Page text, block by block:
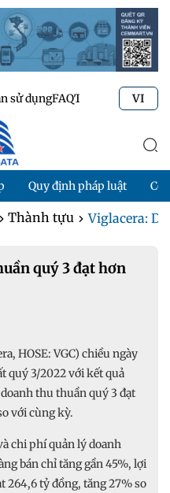
sử dụngFAQTư vấn kỹ thuật
VI
Quy định pháp luật
Thành tựu Viglacera:
quý 3 đạt hơn
HOSE: VGC) chiều ngày
quý 3/2022 với kết quả
thu thuần quý 3 đạt
với cùng kỳ.
chi phí quản lý doanh
bán chỉ tăng gần 45%, lợi
264,6 tỷ đồng, tăng 27% so